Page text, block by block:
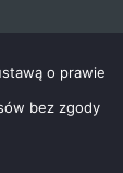
o prawie
bez zgody